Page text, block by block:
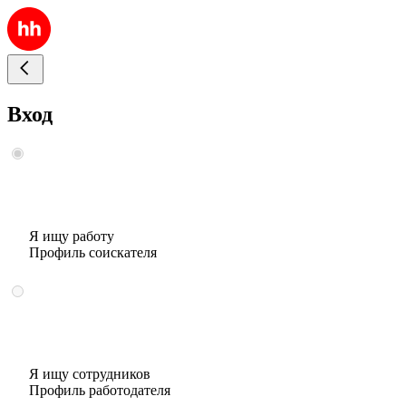
Вход
Я ищу работу
Профиль соискателя
Я ищу сотрудников
Профиль работодателя